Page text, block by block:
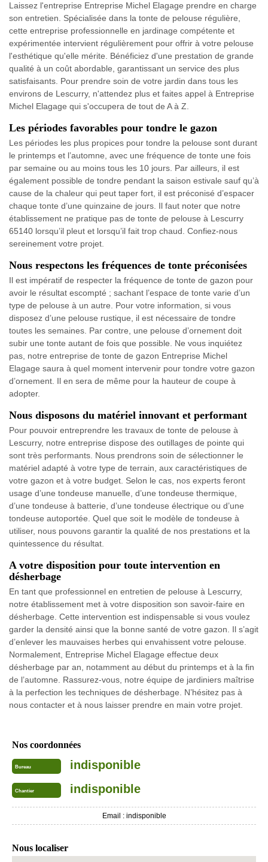
Laissez l'entreprise Entreprise Michel Elagage prendre en charge
son entretien. Spécialisée dans la tonte de pelouse régulière,
cette entreprise professionnelle en jardinage compétente et
expérimentée intervient régulièrement pour offrir à votre pelouse
l'esthétique qu'elle mérite. Bénéficiez d'une prestation de grande
qualité à un coût abordable, garantissant un service des plus
satisfaisants. Pour prendre soin de votre jardin dans tous les
environs de Lescurry, n'attendez plus et faites appel à Entreprise
Michel Elagage qui s'occupera de tout de A à Z.
Les périodes favorables pour tondre le gazon
Les périodes les plus propices pour tondre la pelouse sont durant
le printemps et l’automne, avec une fréquence de tonte une fois
par semaine ou au moins tous les 10 jours. Par ailleurs, il est
également possible de tondre pendant la saison estivale sauf qu’à
cause de la chaleur qui peut taper fort, il est préconisé d’espacer
chaque tonte d’une quinzaine de jours. Il faut noter que notre
établissement ne pratique pas de tonte de pelouse à Lescurry
65140 lorsqu’il pleut et lorsqu’il fait trop chaud. Confiez-nous
sereinement votre projet.
Nous respectons les fréquences de tonte préconisées
Il est impératif de respecter la fréquence de tonte de gazon pour
avoir le résultat escompté ; sachant l’espace de tonte varie d’un
type de pelouse à un autre. Pour votre information, si vous
disposez d’une pelouse rustique, il est nécessaire de tondre
toutes les semaines. Par contre, une pelouse d’ornement doit
subir une tonte autant de fois que possible. Ne vous inquiétez
pas, notre entreprise de tonte de gazon Entreprise Michel
Elagage saura à quel moment intervenir pour tondre votre gazon
d’ornement. Il en sera de même pour la hauteur de coupe à
adopter.
Nous disposons du matériel innovant et performant
Pour pouvoir entreprendre les travaux de tonte de pelouse à
Lescurry, notre entreprise dispose des outillages de pointe qui
sont très performants. Nous prendrons soin de sélectionner le
matériel adapté à votre type de terrain, aux caractéristiques de
votre gazon et à votre budget. Selon le cas, nos experts feront
usage d’une tondeuse manuelle, d’une tondeuse thermique,
d’une tondeuse à batterie, d’une tondeuse électrique ou d’une
tondeuse autoportée. Quel que soit le modèle de tondeuse à
utiliser, nous pouvons garantir la qualité de nos prestations et la
quintessence du résultat.
A votre disposition pour toute intervention en
désherbage
En tant que professionnel en entretien de pelouse à Lescurry,
notre établissement met à votre disposition son savoir-faire en
désherbage. Cette intervention est indispensable si vous voulez
garder la densité ainsi que la bonne santé de votre gazon. Il s’agit
d’enlever les mauvaises herbes qui envahissent votre pelouse.
Normalement, Entreprise Michel Elagage effectue deux
désherbage par an, notamment au début du printemps et à la fin
de l’automne. Rassurez-vous, notre équipe de jardiniers maîtrise
à la perfection les techniques de désherbage. N’hésitez pas à
nous contacter et à nous laisser prendre en main votre projet.
Nos coordonnées
Bureau indisponible
Chantier indisponible
Email : indisponible
Nous localiser